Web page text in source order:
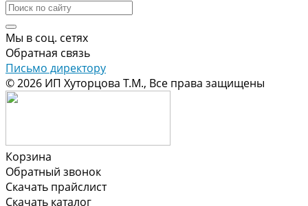
Мы в соц. сетях
Обратная связь
Письмо директору
© 2026 ИП Хуторцова Т.М., Все права защищены
Корзина
Обратный звонок
Скачать прайслист
Скачать каталог